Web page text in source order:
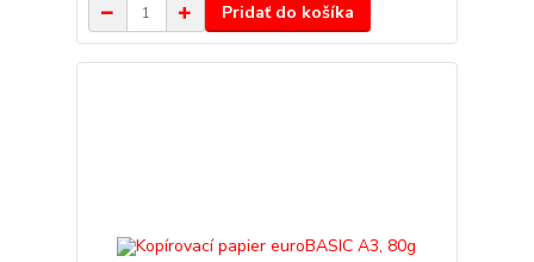
Pridať do košíka